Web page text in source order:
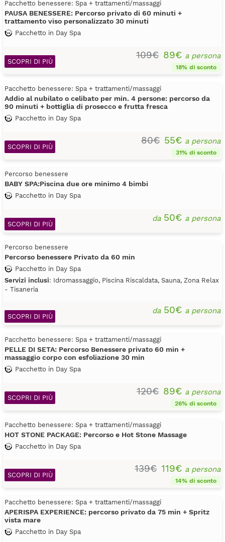
Pacchetto benessere: Spa + trattamenti/massaggi
PAUSA BENESSERE: Percorso privato di 60 minuti +
trattamento viso personalizzato 30 minuti
Pacchetto in Day Spa
109€ 89€ a persona
18% di sconto
SCOPRI DI PIÙ
Pacchetto benessere: Spa + trattamenti/massaggi
Addio al nubilato o celibato per min. 4 persone: percorso da
90 minuti + bottiglia di prosecco e frutta fresca
Pacchetto in Day Spa
80€ 55€ a persona
31% di sconto
SCOPRI DI PIÙ
Percorso benessere
BABY SPA:Piscina due ore minimo 4 bimbi
Pacchetto in Day Spa
da50€ a persona
SCOPRI DI PIÙ
Percorso benessere
Percorso benessere Privato da 60 min
Pacchetto in Day Spa
Servizi inclusi: Idromassaggio, Piscina Riscaldata, Sauna, Zona Relax
- Tisaneria
da50€ a persona
SCOPRI DI PIÙ
Pacchetto benessere: Spa + trattamenti/massaggi
PELLE DI SETA: Percorso Benessere privato 60 min +
massaggio corpo con esfoliazione 30 min
Pacchetto in Day Spa
120€ 89€ a persona
26% di sconto
SCOPRI DI PIÙ
Pacchetto benessere: Spa + trattamenti/massaggi
HOT STONE PACKAGE: Percorso e Hot Stone Massage
Pacchetto in Day Spa
139€ 119€ a persona
14% di sconto
SCOPRI DI PIÙ
Pacchetto benessere: Spa + trattamenti/massaggi
APERISPA EXPERIENCE: percorso privato da 75 min + Spritz
vista mare
Pacchetto in Day Spa